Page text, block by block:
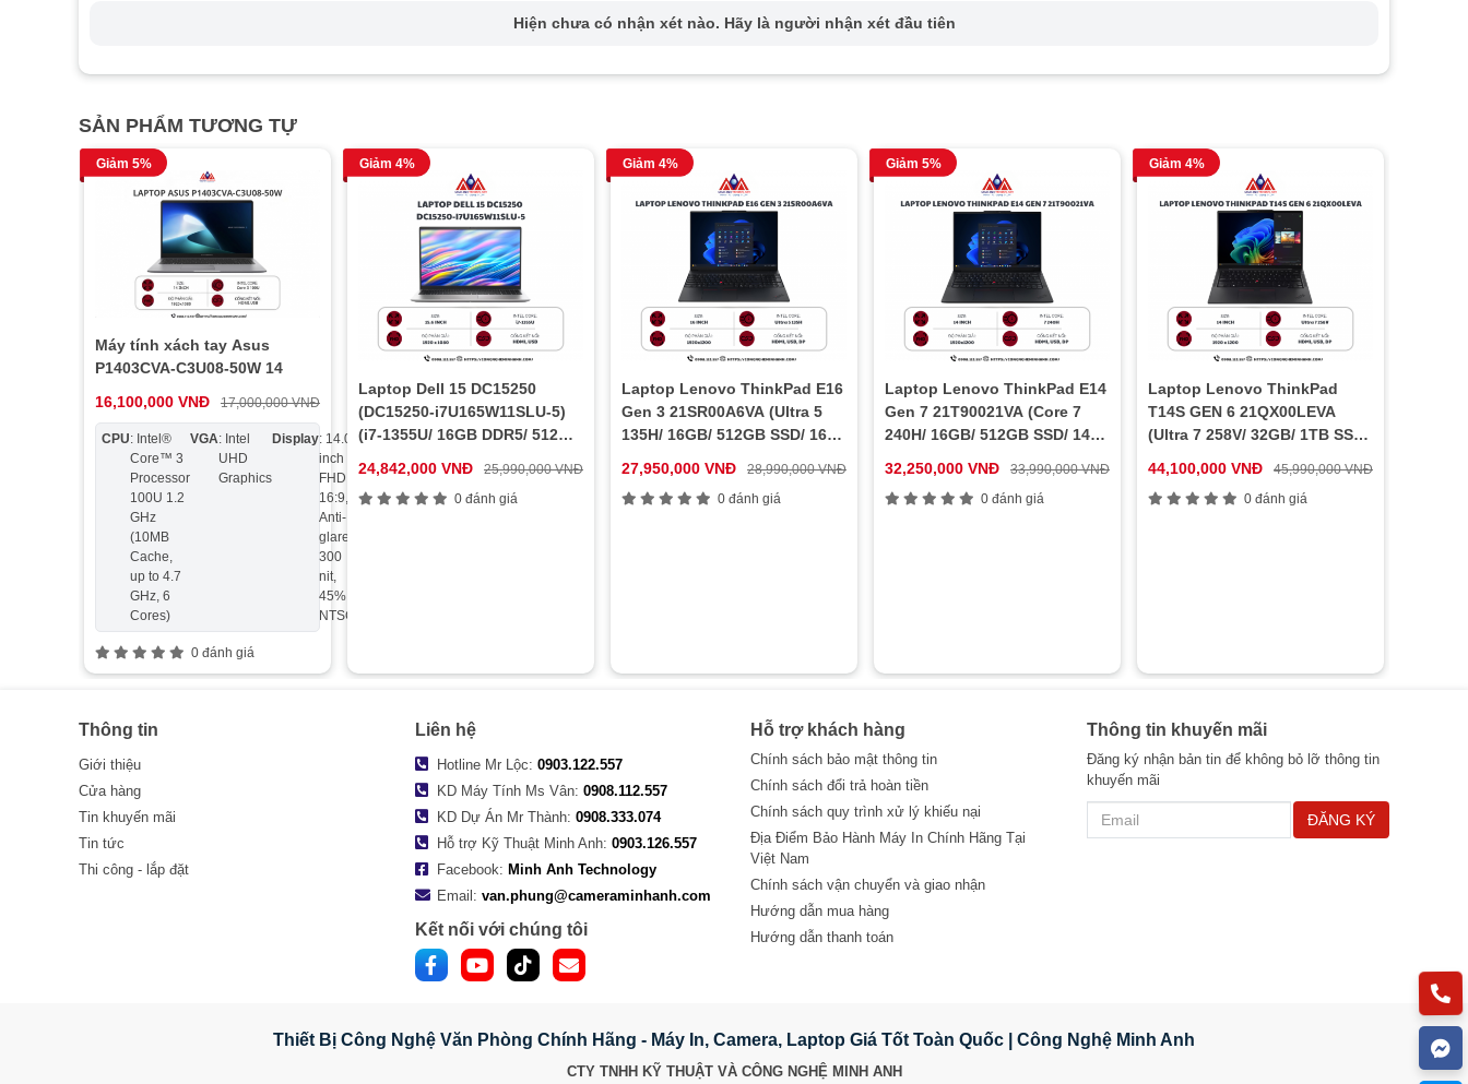
Hiện chưa có nhận xét nào. Hãy là người nhận xét đầu tiên
SẢN PHẨM TƯƠNG TỰ
Giảm 5%
Máy tính xách tay Asus
P1403CVA-C3U08-50W 14
16,100,000 VNĐ
17,000,000 VNĐ
CPU: Intel®
Core™ 3
Processor
100U 1.2
GHz
(10MB
Cache,
up to 4.7
GHz, 6
Cores)
VGA: Intel
UHD
Graphics
Display: 14.0
inch
FHD
16:9,
Anti-
glare,
300
nit,
45%
NTSC
Ram:
8GB
Ổ
: 512GB
2280
NVMe™
OS:
11 Home
0 đánh giá
Giảm 4%
Laptop Dell 15 DC15250
(DC15250-i7U165W11SLU-5)
(i7-1355U/ 16GB DDR5/ 512GB
15.6″ FHD/ Windows 11 Home/
Office/ 1Y/ Bạc)
24,842,000 VNĐ
25,990,000 VNĐ
0 đánh giá
Giảm 4%
Laptop Lenovo ThinkPad E16
Gen 3 21SR00A6VA (Ultra 5
135H/ 16GB/ 512GB SSD/ 16
nhôm/ 2Y)
27,950,000 VNĐ
28,990,000 VNĐ
0 đánh giá
Giảm 5%
Laptop Lenovo ThinkPad E14
Gen 7 21T90021VA (Core 7
240H/ 16GB/ 512GB SSD/ 14
nhôm/ 2Y)
32,250,000 VNĐ
33,990,000 VNĐ
0 đánh giá
Giảm 4%
Laptop Lenovo ThinkPad
T14S GEN 6 21QX00LEVA
(Ultra 7 258V/ 32GB/ 1TB SSD/
Carbon/ 3Y)
44,100,000 VNĐ
45,990,000 VNĐ
0 đánh giá
Thông tin
Giới thiệu
Cửa hàng
Tin khuyến mãi
Tin tức
Thi công - lắp đặt
Liên hệ
Hotline Mr Lộc: 0903.122.557
KD Máy Tính Ms Vân: 0908.112.557
KD Dự Án Mr Thành: 0908.333.074
Hỗ trợ Kỹ Thuật Minh Anh: 0903.126.557
Facebook: Minh Anh Technology
Email: van.phung@cameraminhanh.com
Kết nối với chúng tôi
Hỗ trợ khách hàng
Chính sách bảo mật thông tin
Chính sách đổi trả hoàn tiền
Chính sách quy trình xử lý khiếu nại
Địa Điểm Bảo Hành Máy In Chính Hãng Tại
Việt Nam
Chính sách vận chuyển và giao nhận
Hướng dẫn mua hàng
Hướng dẫn thanh toán
Thông tin khuyến mãi
Đăng ký nhận bản tin để không bỏ lỡ thông tin
khuyến mãi
ĐĂNG KÝ
Thiết Bị Công Nghệ Văn Phòng Chính Hãng - Máy In, Camera, Laptop Giá Tốt Toàn Quốc | Công Nghệ Minh Anh
CTY TNHH KỸ THUẬT VÀ CÔNG NGHỆ MINH ANH